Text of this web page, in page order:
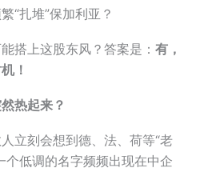
“扎堆”保加利亚？
搭上这股东风？答案是： 有，
！
热起来？
立刻会想到德、法、荷等“老
个低调的名字频频出现在中企